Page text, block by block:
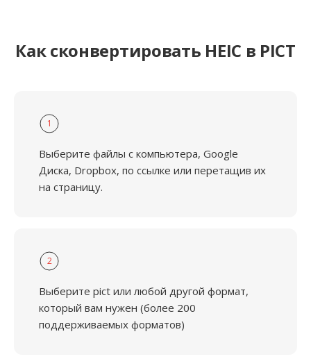
Как сконвертировать HEIC в PICT
1
Выберите файлы с компьютера, Google
Диска, Dropbox, по ссылке или перетащив их
на страницу.
2
Выберите pict или любой другой формат,
который вам нужен (более 200
поддерживаемых форматов)